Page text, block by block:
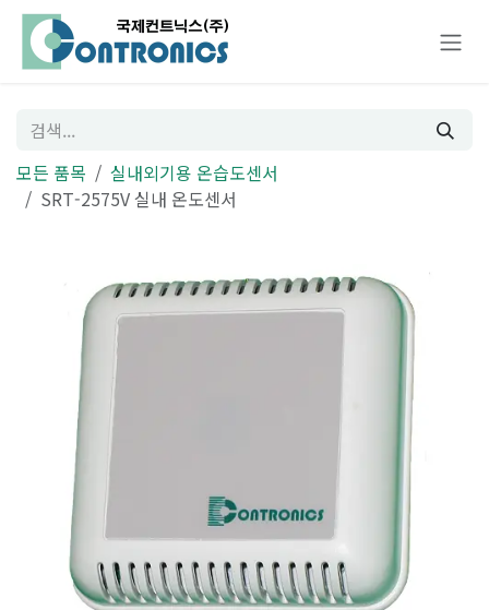
콘텐츠로 건너뛰기
모든 품목
실내외기용 온습도센서
SRT-2575V 실내 온도센서